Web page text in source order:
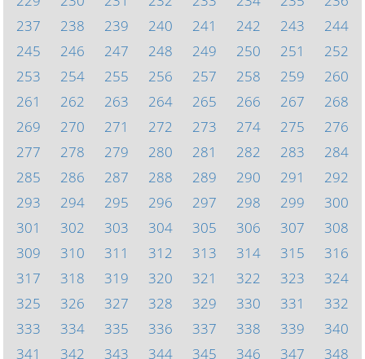
237
238 239 240 241 242 243
244
245
246 247 248 249 250 251
252
253
254 255 256 257 258 259
260
261
262 263 264 265 266 267
268
269
270 271 272 273 274 275
276
277
278 279 280 281 282 283
284
285
286 287 288 289 290 291
292
293
294 295 296 297 298 299
300
301
302 303 304 305 306 307
308
309
310 311 312 313 314 315
316
317
318 319 320 321 322 323
324
325
326 327 328 329 330 331
332
333
334 335 336 337 338 339
340
341
342 343 344 345 346 347 348